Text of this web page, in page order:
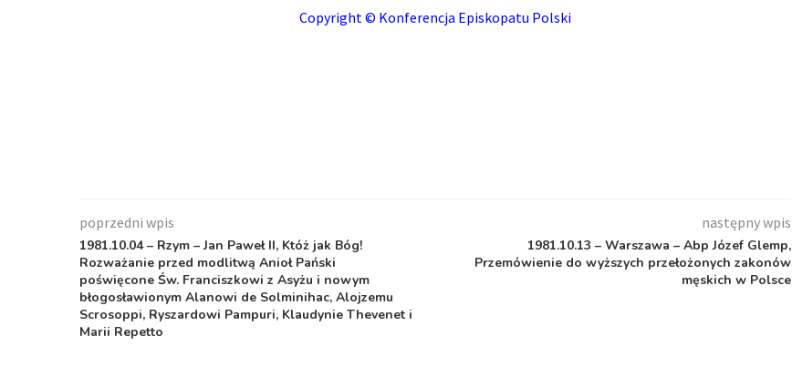
Copyright © Konferencja Episkopatu Polski
poprzedni wpis
1981.10.04 – Rzym – Jan Paweł II, Któż jak Bóg!
Rozważanie przed modlitwą Anioł Pański
poświęcone Św. Franciszkowi z Asyżu i nowym
błogosławionym Alanowi de Solminihac, Alojzemu
Scrosoppi, Ryszardowi Pampuri, Klaudynie Thevenet i
Marii Repetto
następny wpis
1981.10.13 – Warszawa – Abp Józef Glemp,
Przemówienie do wyższych przełożonych zakonów
męskich w Polsce